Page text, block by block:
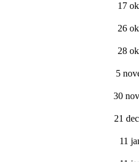
17
26
28
5
30
21
11